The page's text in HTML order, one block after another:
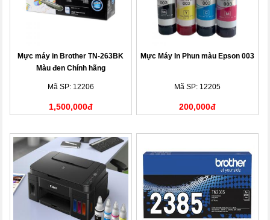
Mực máy in Brother TN-263BK
Màu đen Chính hãng
Mã SP: 12206
1,500,000đ
Mực Máy In Phun màu Epson 003
Mã SP: 12205
200,000đ